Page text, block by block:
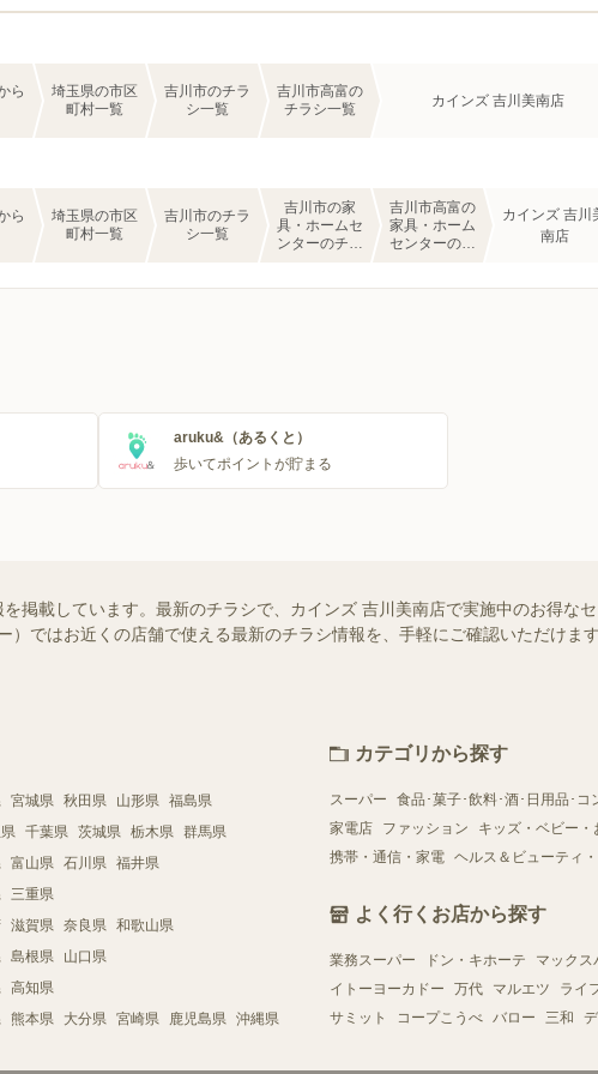
ら
埼玉県の市区
町村一覧
吉川市のチラ
シ一覧
吉川市高富の
チラシ一覧
カインズ 吉川美南店
ら
埼玉県の市区
町村一覧
吉川市のチラ
シ一覧
吉川市の家
具・ホームセ
ンターのチラ
吉川市高富の
家具・ホーム
センターのチ
カインズ 吉川
南店
aruku&（あるくと）
歩いてポイントが貯まる
掲載しています。最新のチラシで、カインズ 吉川美南店で実施中のお得な
）ではお近くの店舗で使える最新のチラシ情報を、手軽にご確認いただけま
宮城県 秋田県 山形県 福島県
千葉県 茨城県 栃木県 群馬県
富山県 石川県 福井県
三重県
滋賀県 奈良県 和歌山県
島根県 山口県
高知県
熊本県 大分県 宮崎県 鹿児島県 沖縄県
カテゴリから探す
スーパー
食品･菓子･飲料･酒･日用品･コ
家電店
ファッション
キッズ・ベビー・
携帯・通信・家電 ヘルス＆ビューティ
よく行くお店から探す
業務スーパー ドン・キホーテ
マックス
イトーヨーカドー
万代 マルエツ
ライ
サミット
コープこうべ バロー 三和